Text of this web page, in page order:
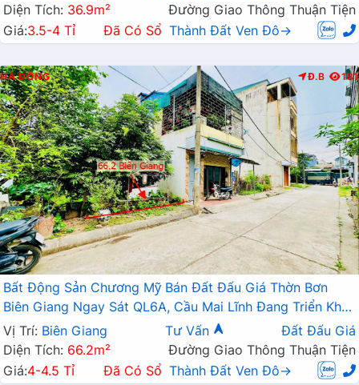
Diện Tích: 36.9m²
Đường Giao Thông Thuận Tiện
Giá:3.5-4 Tỉ Đã Có Sổ Thành Đất Ven Đô→
HÀ ĐÔNG Đ.B 181
Bất Động Sản Chương Mỹ Bán Đất Đấu Giá Thờn Bơn
Biên Giang Ngay Sát QL6A, Cầu Mai Lĩnh Đang Triển Khai
Mở Rộng
Vị Trí: Biên Giang Tư Vấn
Đất Đấu Giá
Diện Tích: 66.2m²
Đường Giao Thông Thuận Tiện
Giá:4-4.5 Tỉ Đã Có Sổ Thành Đất Ven Đô→